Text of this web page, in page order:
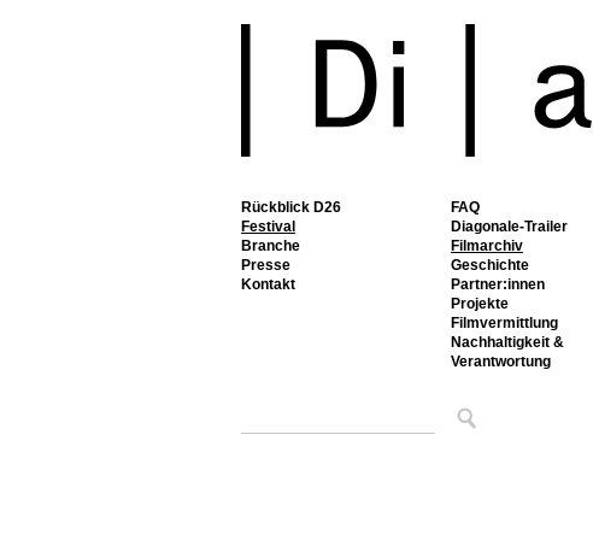
Rückblick D26
Festival
FAQ
Diagonale-Trailer
Filmarchiv
Geschichte
Partner:innen
Projekte
Filmvermittlung
Nachhaltigkeit &
Verantwortung
Branche
Presse
Kontakt